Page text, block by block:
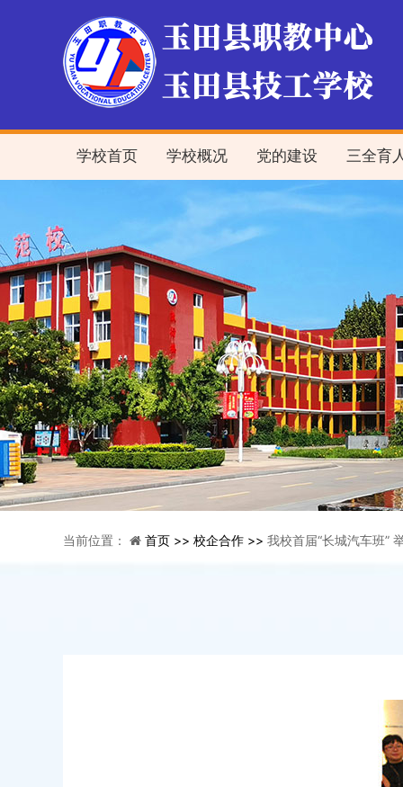
学校首页 学校概况 党的建设 三全育
当前位置： 首页 >> 校企合作 >> 我校首届“长城汽车班”